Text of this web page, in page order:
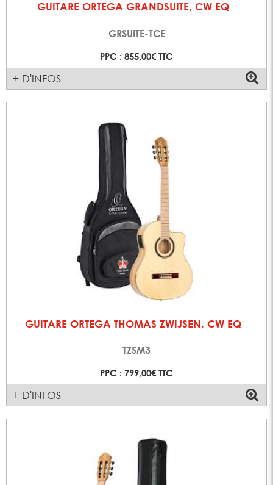
GUITARE ORTEGA GRANDSUITE, CW EQ
GRSUITE-TCE
PPC : 855,00€ TTC
+ D'INFOS
GUITARE ORTEGA THOMAS ZWIJSEN, CW EQ
TZSM3
PPC : 799,00€ TTC
+ D'INFOS